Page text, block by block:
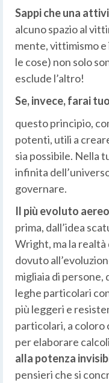
Sappi che una
alcuno spazio al
mente, vittimismo
le cose) non solo
esclude l’altro!
Se, invece, farai tuo
questo principio,
potenti, utili a
sia possibile. Nella
infinita
governare.
Il più evoluto aereo
prima, dall’idea
Wright, ma la realtà
dovuto
migliaia di persone,
leghe particolari
più leggeri e
particolari, a coloro
per elaborare
alla potenza
pensieri che si